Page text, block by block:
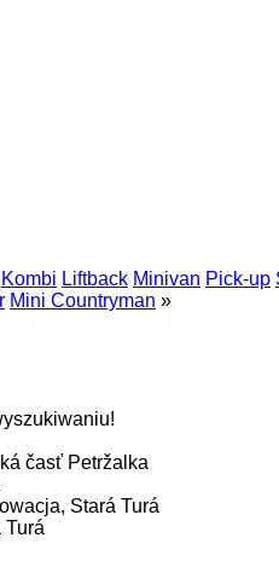
Kombi Liftback Minivan Pick-up
Mini Countryman »
časť Petržalka
Stará Turá
Turá